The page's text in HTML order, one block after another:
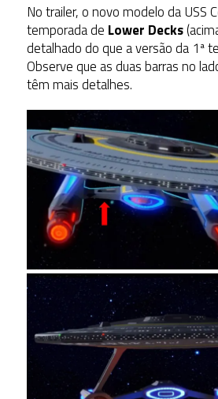
No trailer, o novo modelo da USS
temporada de Lower Decks
detalhado do que a versão da 1ª
Observe que as duas barras no
têm mais detalhes.